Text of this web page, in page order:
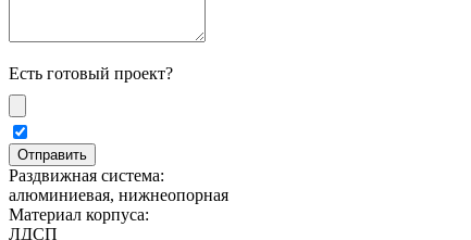
Есть готовый проект?
Раздвижная система:
алюминиевая, нижнеопорная
Материал корпуса:
ЛДСП